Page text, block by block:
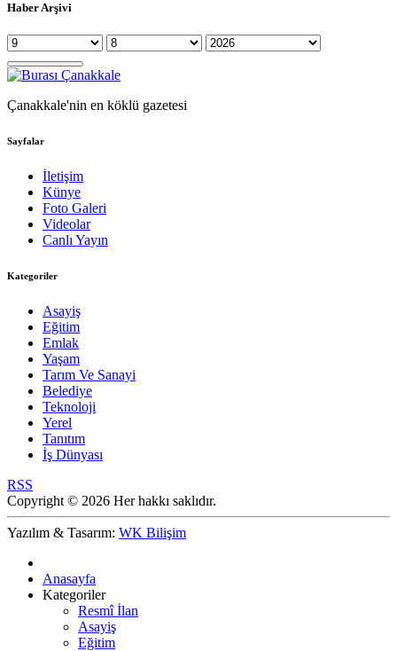
Haber Arşivi
Çanakkale'nin en köklü gazetesi
Sayfalar
İletişim
Künye
Foto Galeri
Videolar
Canlı Yayın
Kategoriler
Asayiş
Eğitim
Emlak
Yaşam
Tarım Ve Sanayi
Belediye
Teknoloji
Yerel
Tanıtım
İş Dünyası
RSS
Copyright © 2026 Her hakkı saklıdır.
Yazılım & Tasarım: WK Bilişim
Anasayfa
Kategoriler
Resmî İlan
Asayiş
Eğitim